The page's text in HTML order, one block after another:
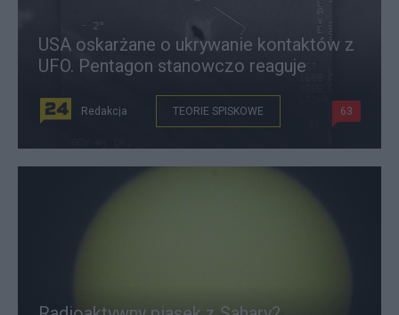
USA oskarżane o ukrywanie kontaktów z
UFO. Pentagon stanowczo reaguje
Redakcja TEORIE SPISKOWE 63